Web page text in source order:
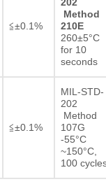
≦±0.1%
Method
210E
260±5°C
for 10
seconds
≦±0.1%
MIL-STD-
202
Method
107G
-55°C
~150°C,
100